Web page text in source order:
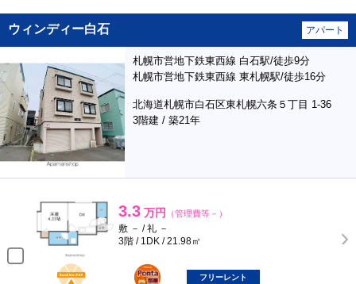
ウィンディー白石 アパート
札幌市営地下鉄東西線 白石駅/徒歩9分
札幌市営地下鉄東西線 東札幌駅/徒歩16分
北海道札幌市白石区東札幌六条５丁目 1-36
3階建 / 築21年
3.3 万円 （管理費等－）
敷 － / 礼 －
3階 / 1DK / 21.98㎡
BunChinPAY
ポンタ
部屋
フリーレント